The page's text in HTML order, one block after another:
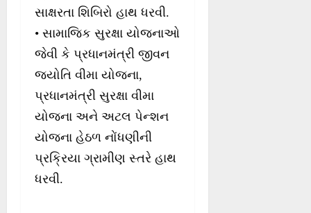
સાક્ષરતા શિબિરો હાથ ધરવી.
• સામાજિક સુરક્ષા યોજનાઓ
જેવી કે પ્રધાનમંત્રી જીવન
જ્યોતિ વીમા યોજના,
પ્રધાનમંત્રી સુરક્ષા વીમા
યોજના અને અટલ પેન્શન
યોજના હેઠળ નોંધણીની
પ્રક્રિયા ગ્રામીણ સ્તરે હાથ
ધરવી.